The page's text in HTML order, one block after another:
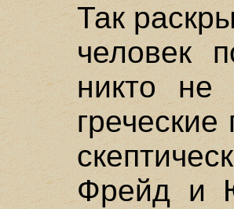
Так
человек
никто не
Фрейд и